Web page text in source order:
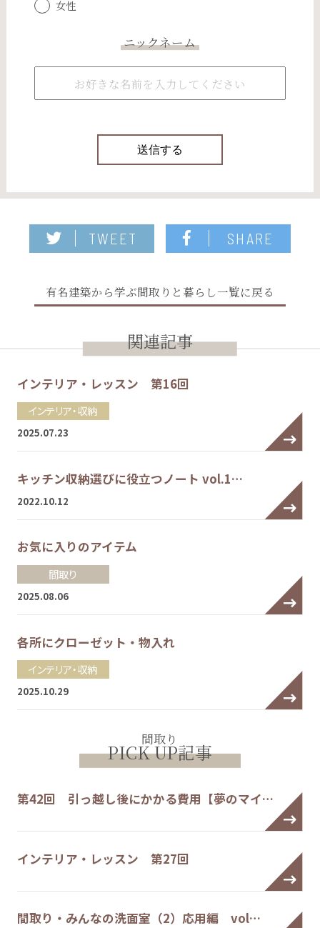
女性
ニックネーム
TWEET SHARE
有名建築から学ぶ間取りと暮らし一覧に戻る
関連記事
インテリア・レッスン 第16回
インテリア・収納
2025.07.23
キッチン収納選びに役立つノート vol.1…
2022.10.12
お気に入りのアイテム
間取り
2025.08.06
各所にクローゼット・物入れ
インテリア・収納
2025.10.29
間取り
PICK UP記事
第42回 引っ越し後にかかる費用【夢のマイ…
インテリア・レッスン 第27回
間取り・みんなの洗面室（2）応用編 vol…